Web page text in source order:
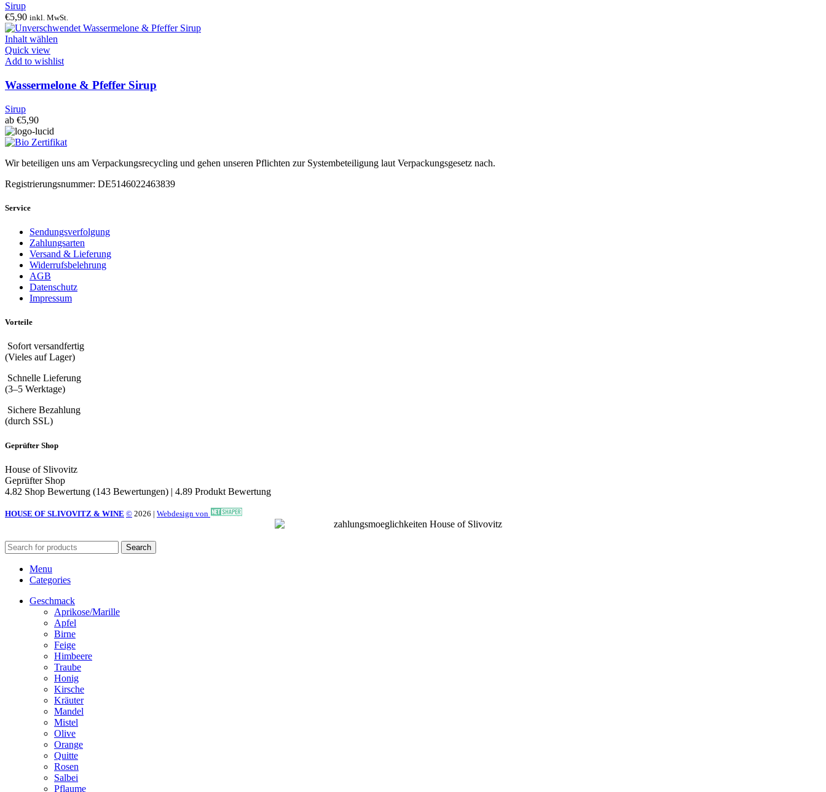
Sirup
€5,90 inkl. MwSt.
Inhalt wählen
Quick view
Add to wishlist
Wassermelone & Pfeffer Sirup
Sirup
ab €5,90
Wir beteiligen uns am Verpackungsrecycling und gehen unseren Pflichten zur Systembeteiligung laut Verpackungsgesetz nach.
Registrierungsnummer: DE5146022463839
Service
Sendungsverfolgung
Zahlungsarten
Versand & Lieferung
Widerrufsbelehrung
AGB
Datenschutz
Impressum
Vorteile
Sofort versandfertig
(Vieles auf Lager)
Schnelle Lieferung
(3–5 Werktage)
Sichere Bezahlung
(durch SSL)
Geprüfter Shop
House of Slivovitz
Geprüfter Shop
4.82 Shop Bewertung (143 Bewertungen) | 4.89 Produkt Bewertung
HOUSE OF SLIVOVITZ & WINE © 2026 | Webdesign von
Search
Menu
Categories
Geschmack
Aprikose/Marille
Apfel
Birne
Feige
Himbeere
Traube
Honig
Kirsche
Kräuter
Mandel
Mistel
Olive
Orange
Quitte
Rosen
Salbei
Pflaume